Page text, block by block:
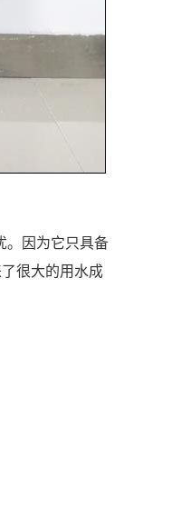
。因为它只具备
很大的用水成